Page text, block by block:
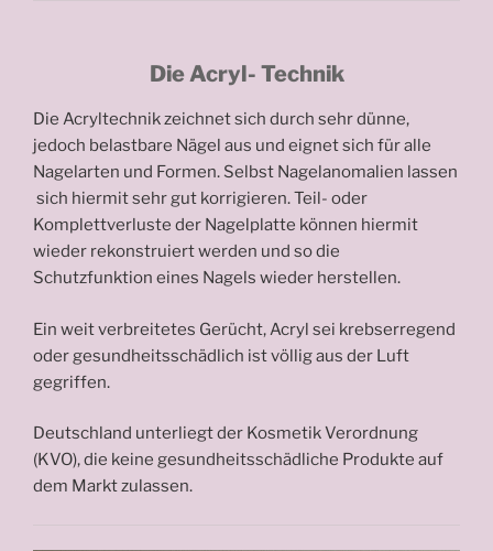
Die Acryl- Technik
Die Acryltechnik zeichnet sich durch sehr dünne,
jedoch belastbare Nägel aus und eignet sich für alle
Nagelarten und Formen. Selbst Nagelanomalien lassen
sich hiermit sehr gut korrigieren. Teil- oder
Komplettverluste der Nagelplatte können hiermit
wieder rekonstruiert werden und so die
Schutzfunktion eines Nagels wieder herstellen.
Ein weit verbreitetes Gerücht, Acryl sei krebserregend
oder gesundheitsschädlich ist völlig aus der Luft
gegriffen.
Deutschland unterliegt der Kosmetik Verordnung
(KVO), die keine gesundheitsschädliche Produkte auf
dem Markt zulassen.